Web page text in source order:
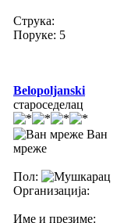
Струка:
Поруке: 5
Belopoljanski
староседелац
Ван
мреже
Пол:
Организација:
Име и презиме: